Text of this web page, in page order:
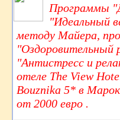
Программы
"Идеальный
методу Майера,
"Оздоровительный
"Антистресс и
отеле The View
Bouznika 5* в
от 2000 евро .